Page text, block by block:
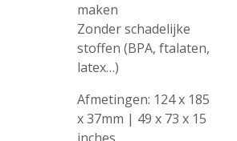
maken
Zonder schadelijke
stoffen (BPA, ftalaten,
latex…)
Afmetingen: 124 x 185
x 37mm | 49 x 73 x 15